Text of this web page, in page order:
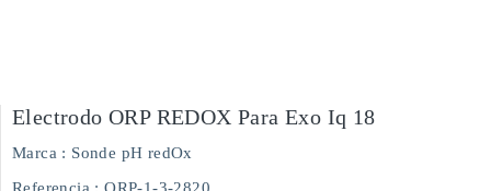
Electrodo ORP REDOX Para Exo Iq 18
Marca : Sonde pH redOx